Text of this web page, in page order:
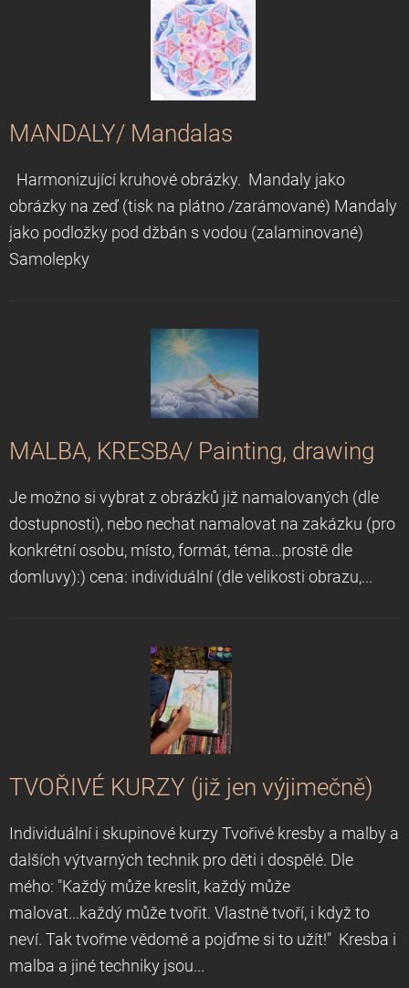
MANDALY/ Mandalas
Harmonizující kruhové obrázky. Mandaly jako
obrázky na zeď (tisk na plátno /zarámované) Mandaly
jako podložky pod džbán s vodou (zalaminované)
Samolepky
MALBA, KRESBA/ Painting, drawing
Je možno si vybrat z obrázků již namalovaných (dle
dostupnosti), nebo nechat namalovat na zakázku (pro
konkrétní osobu, místo, formát, téma...prostě dle
domluvy):) cena: individuální (dle velikosti obrazu,...
TVOŘIVÉ KURZY (již jen výjimečně)
Individuální i skupinové kurzy Tvořivé kresby a malby a
dalších výtvarných technik pro děti i dospělé. Dle
mého: "Každý může kreslit, každý může
malovat...každý může tvořit. Vlastně tvoří, i když to
neví. Tak tvořme vědomě a pojďme si to užít!" Kresba i
malba a jiné techniky jsou...